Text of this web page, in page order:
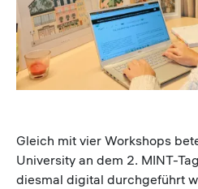
Gleich mit vier Workshops
University an dem 2. MINT-
diesmal digital durchgeführt